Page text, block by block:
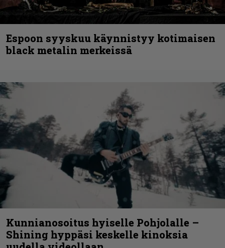
Espoon syyskuu käynnistyy kotimaisen
black metalin merkeissä
Kunnianosoitus hyiselle Pohjolalle –
Shining hyppäsi keskelle kinoksia